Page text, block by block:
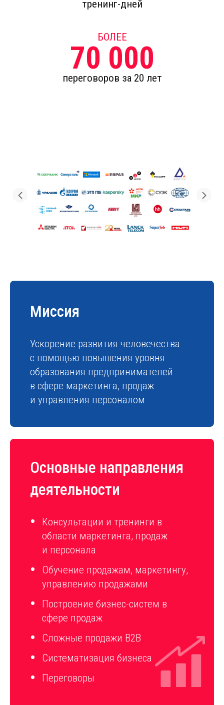
тренинг-дней
БОЛЕЕ
70 000
переговоров за 20 лет
Миссия
Ускорение развития человечества
с помощью повышения уровня
образования предпринимателей
в сфере маркетинга, продаж
и управления персоналом
Основные направления
деятельности
Консультации и тренинги в
области маркетинга, продаж
и персонала
Обучение продажам, маркетингу,
управлению продажами
Построение бизнес-систем в
сфере продаж
Сложные продажи B2B
Систематизация бизнеса
Переговоры